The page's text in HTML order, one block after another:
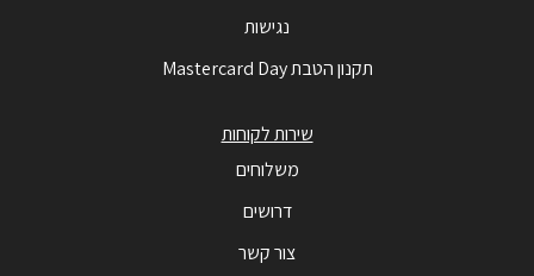
נגישות
תקנון הטבת Mastercard Day
שירות לקוחות
משלוחים
דרושים
צור קשר